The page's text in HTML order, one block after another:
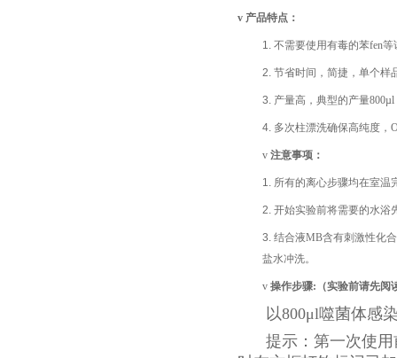
v 产品特点：
1. 不需要使用有毒的苯fen
2. 节省时间，简捷，单个样
3. 产量高，典型的产量
4. 多次柱漂洗确保高纯度，
v 注意事项：
1. 所有的离心步骤均在室温
2. 开始实验前将需要的水浴
3. 结合液MB含有刺激性化
盐水冲洗。
v 操作步骤: （实验前请先阅
以800μl噬菌体感
提示：第一次使